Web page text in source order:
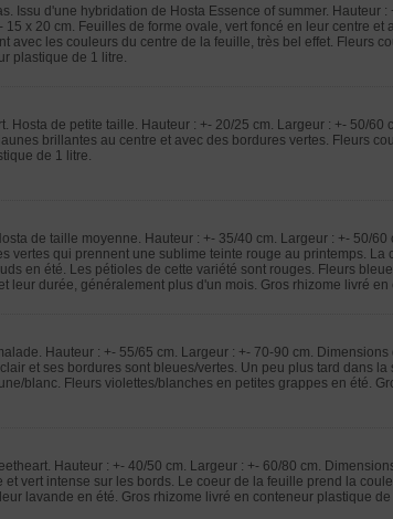
Issu d'une hybridation de Hosta Essence of summer. Hauteur :
x 20 cm. Feuilles de forme ovale, vert foncé en leur centre et
avec les couleurs du centre de la feuille, très bel effet. Fleurs
plastique de 1 litre.
Hosta de petite taille. Hauteur : +- 20/25 cm. Largeur : +- 50/60
brillantes au centre et avec des bordures vertes. Fleurs
de 1 litre.
de taille moyenne. Hauteur : +- 35/40 cm. Largeur : +- 50/60
vertes qui prennent une sublime teinte rouge au printemps. La
en été. Les pétioles de cette variété sont rouges. Fleurs
leur durée, généralement plus d'un mois. Gros rhizome livré en
Hauteur : +- 55/65 cm. Largeur : +- 70-90 cm. Dimensions
et ses bordures sont bleues/vertes. Un peu plus tard dans la
blanc. Fleurs violettes/blanches en petites grappes en été.
Hauteur : +- 40/50 cm. Largeur : +- 60/80 cm.
vert intense sur les bords. Le coeur de la feuille prend la
lavande en été. Gros rhizome livré en conteneur plastique de